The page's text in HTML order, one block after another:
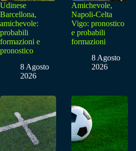
Udinese
Barcellona,
amichevole:
probabili
formazioni e
pronostico
8 Agosto
2026
Amichevole,
Napoli-Celta
Vigo: pronostico
e probabili
formazioni
8 Agosto
2026